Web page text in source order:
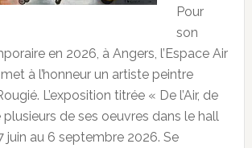
Pour
son
en 2026, à Angers, l’Espace Air
à l’honneur un artiste peintre
L’exposition titrée « De l’Air, de
plusieurs de ses oeuvres dans le hall
juin au 6 septembre 2026. Se